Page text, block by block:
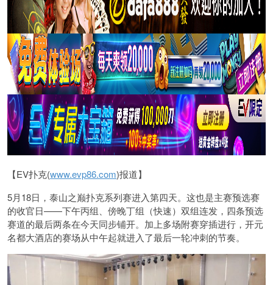
【EV扑克(www.evp86.com)报道】
5月18日，泰山之巅扑克系列赛进入第四天。这也是主赛预选赛
的收官日——下午丙组、傍晚丁组（快速）双组连发，四条预选
赛道的最后两条在今天同步铺开。加上多场附赛穿插进行，开元
名都大酒店的赛场从中午起就进入了最后一轮冲刺的节奏。